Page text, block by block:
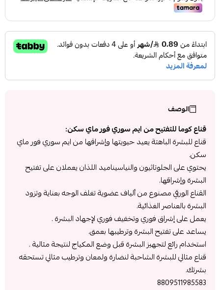
الوصف
قناع كوما للتفتيح من ايم سوري فور ماي سكن:
قناع للبشرة الباهتة يعيد حيويتها وإشراقها من ايم سوري فور ماي
سكن.
يحتوي على الجلوتاثيون والنياسيناميد اللذان يعملان على تفتيح
البشرة وإشراقها.
القناع الورقي مصنوع من ألياف عضوية تغلف الوجه بعناية وتزود
البشرة بالعناصر الغذائية.
يعمل على إشراق فوري وتخفيف فوري لإجهاد البشرة .
يساعد على تفتيح البشرة وترطيبها بعمق.
استخدام رائع لتجهيز البشرة قبل وضع المكياج لنتيجة مثالية .
قناع مثالي للبشرة الشاحبة لنضارة ولمعان وترطيب مثالي تستحقه
بشرتك.
8809511985583